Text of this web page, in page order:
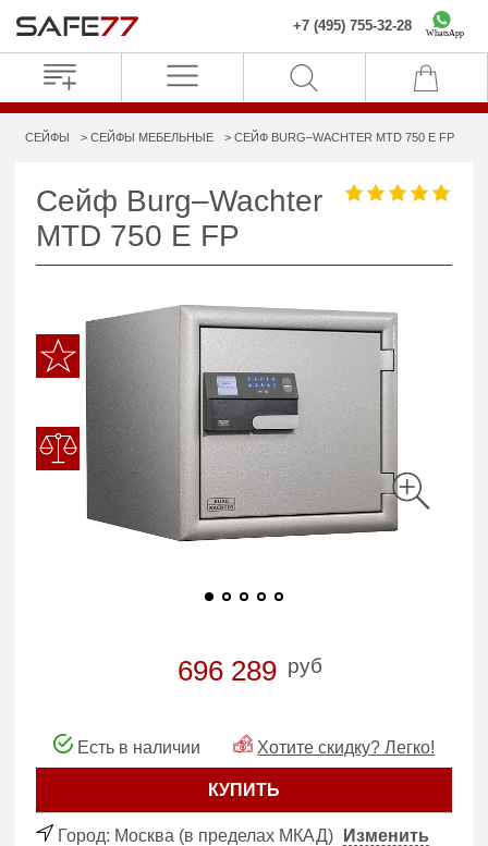
+7 (495) 755-32-28 WhatsApp
СЕЙФЫ СЕЙФЫ МЕБЕЛЬНЫЕ СЕЙФ BURG–WACHTER MTD 750 E FP
Сейф Burg–Wachter
MTD 750 E FP
696 289 руб
Есть в наличии Хотите скидку? Легко!
КУПИТЬ
Город: Москва (в пределах МКАД)
Изменить